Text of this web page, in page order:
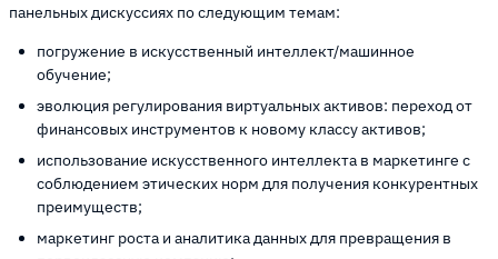
панельных дискуссиях по следующим темам:
погружение в искусственный интеллект/машинное
обучение;
эволюция регулирования виртуальных активов: переход от
финансовых инструментов к новому классу активов;
использование искусственного интеллекта в маркетинге с
соблюдением этических норм для получения конкурентных
преимуществ;
маркетинг роста и аналитика данных для превращения в